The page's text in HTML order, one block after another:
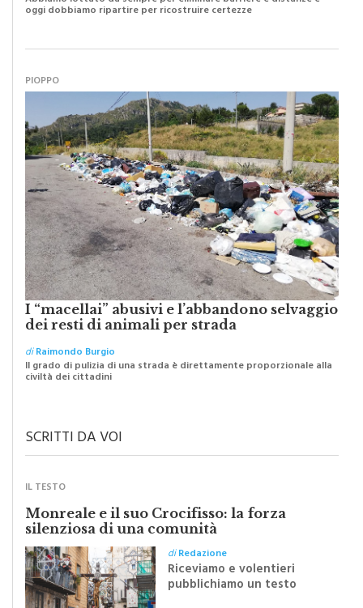
I “macellai” abusivi e l’abbandono selvaggio
dei resti di animali per strada
diRaimondo Burgio
Il grado di pulizia di una strada è direttamente proporzionale alla
civiltà dei cittadini
Monreale e il suo Crocifisso: la forza
silenziosa di una comunità
diRedazione
Riceviamo e volentieri
pubblichiamo un testo
inviato dalla scrittrice
monrealese Mariella